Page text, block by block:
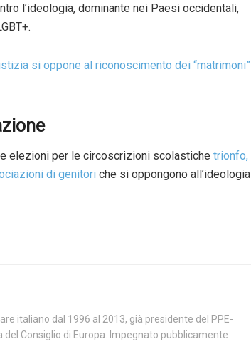
l’ideologia, dominante nei Paesi occidentali,
si oppone al riconoscimento dei “matrimoni”
elezioni per le circoscrizioni scolastiche trionfo,
di genitori che si oppongono all’ideologia
italiano dal 1996 al 2013, già presidente del PPE-
del Consiglio di Europa. Impegnato pubblicamente